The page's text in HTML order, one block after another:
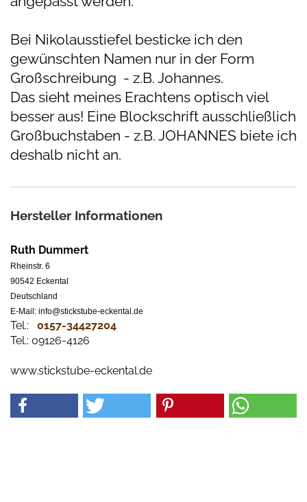
Bei Nikolausstiefel besticke ich den
gewünschten Namen nur in der Form
Großschreibung - z.B. Johannes.
Das sieht meines Erachtens optisch viel
besser aus! Eine Blockschrift ausschließlich
Großbuchstaben - z.B. JOHANNES biete ich
deshalb nicht an.
Hersteller Informationen
Ruth Dummert
Rheinstr. 6
90542 Eckental
Deutschland
E-Mail: info@stickstube-eckental.de
Tel.: 0157-34427204​
Tel.: 09126-4126
www.stickstube-eckental.de